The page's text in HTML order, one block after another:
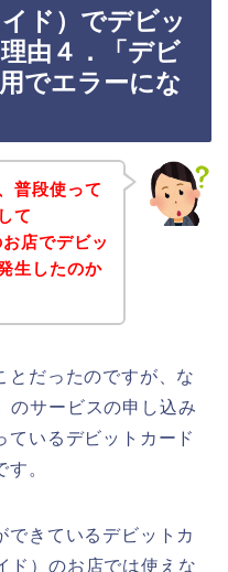
ド）でデビッ
由４．「デビ
でエラーにな
普段使って
て
店でデビッ
生したのか
とだったのですが、な
のサービスの申し込み
ているデビットカード
。
できているデビットカ
ド）のお店では使えな